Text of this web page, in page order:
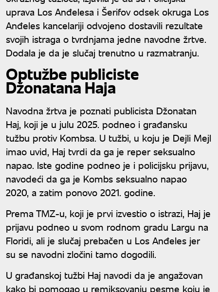
uprava Los Anđelesa i Šerifov odsek okruga Los
Anđeles kancelariji odvojeno dostavili rezultate
svojih istraga o tvrdnjama jedne navodne žrtve.
Dodala je da je slučaj trenutno u razmatranju.
Optužbe publiciste
Džonatana Haja
Navodna žrtva je poznati publicista Džonatan
Haj, koji je u julu 2025. podneo i građansku
tužbu protiv Kombsa. U tužbi, u koju je Dejli Mejl
imao uvid, Haj tvrdi da ga je reper seksualno
napao. Iste godine podneo je i policijsku prijavu,
navodeći da ga je Kombs seksualno napao
2020, a zatim ponovo 2021. godine.
Prema TMZ-u, koji je prvi izvestio o istrazi, Haj je
prijavu podneo u svom rodnom gradu Largu na
Floridi, ali je slučaj prebačen u Los Anđeles jer
su se navodni zločini tamo dogodili.
U građanskoj tužbi Haj navodi da je angažovan
kako bi pomogao u remiksovanju pesme koju je